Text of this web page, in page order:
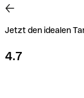
Jetzt den idealen
4.7